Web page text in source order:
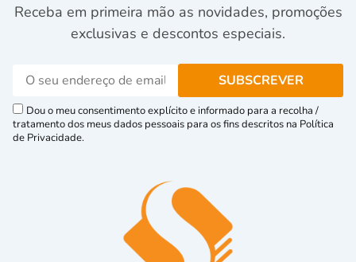
Receba em primeira mão as novidades, promoções
exclusivas e descontos especiais.
Dou o meu consentimento explícito e informado para a recolha /
tratamento dos meus dados pessoais para os fins descritos na Política
de Privacidade.